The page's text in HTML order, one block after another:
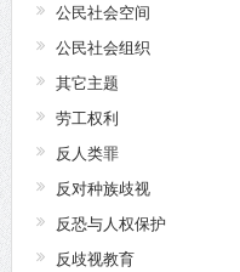
公民社会空间
公民社会组织
其它主题
劳工权利
反人类罪
反对种族歧视
反恐与人权保护
反歧视教育